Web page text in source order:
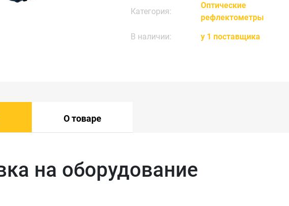
Категория:
Оптические
рефлектометры
В наличии:
у 1 поставщика
О товаре
на оборудование